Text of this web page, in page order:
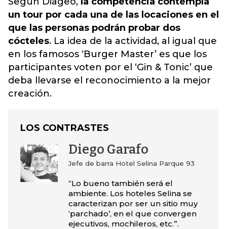
un tour por cada una de las locaciones en el
que las personas podrán probar dos
cócteles. La idea de la actividad, al igual que
en los famosos ‘Burger Master’ es que los
participantes voten por el ‘Gin & Tonic’ que
deba llevarse el reconocimiento a la mejor
creación.
LOS CONTRASTES
Diego Garafo
Jefe de barra Hotel Selina Parque 93
“Lo bueno también será el
ambiente. Los hoteles Selina se
caracterizan por ser un sitio muy
‘parchado’, en el que convergen
ejecutivos, mochileros, etc.”.